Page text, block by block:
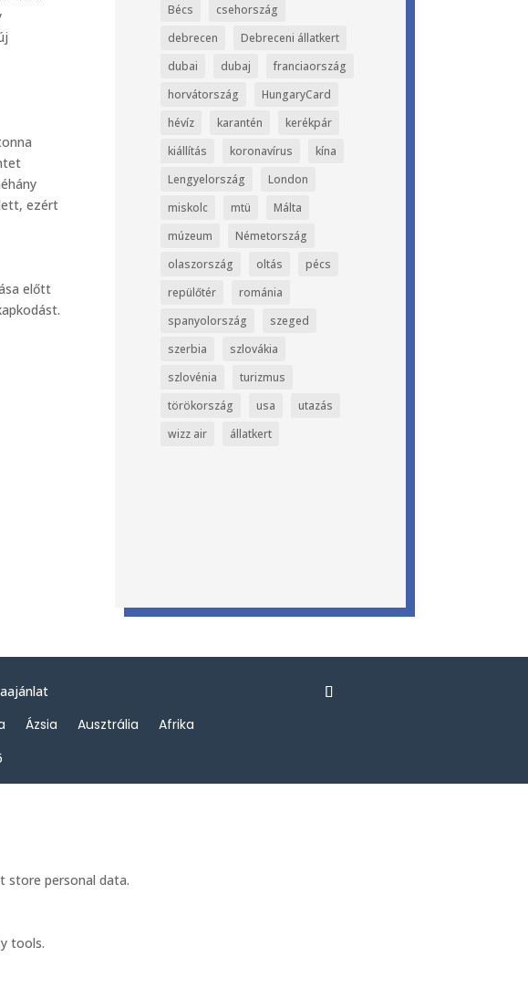
ezért
előtt
Bécs
csehország
debrecen
Debreceni állatkert
dubai
dubaj
franciaország
horvátország
HungaryCard
hévíz
karantén
kerékpár
kiállítás
koronavírus
kína
Lengyelország
London
miskolc
mtü
Málta
múzeum
Németország
olaszország
oltás
pécs
repülőtér
románia
spanyolország
szeged
szerbia
szlovákia
szlovénia
turizmus
törökország
usa
utazás
wizz air
állatkert
Ázsia Ausztrália Afrika
store personal data.
tools.